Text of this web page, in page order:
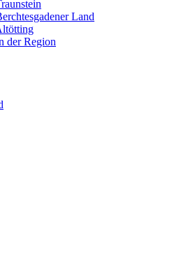
Land
der Region